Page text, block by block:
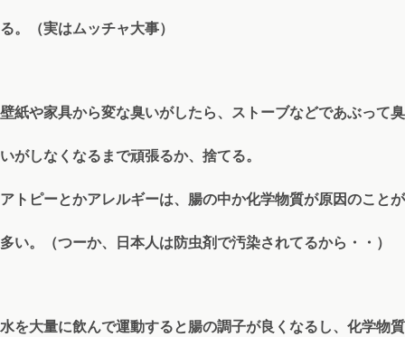
る。（実はムッチャ大事）
壁紙や家具から変な臭いがしたら、ストーブなどであぶって臭
いがしなくなるまで頑張るか、捨てる。
アトピーとかアレルギーは、腸の中か化学物質が原因のことが
多い。（つーか、日本人は防虫剤で汚染されてるから・・）
水を大量に飲んで運動すると腸の調子が良くなるし、化学物質